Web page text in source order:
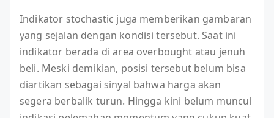
Indikator stochastic juga memberikan gambaran
yang sejalan dengan kondisi tersebut. Saat ini
indikator berada di area overbought atau jenuh
beli. Meski demikian, posisi tersebut belum bisa
diartikan sebagai sinyal bahwa harga akan
segera berbalik turun. Hingga kini belum muncul